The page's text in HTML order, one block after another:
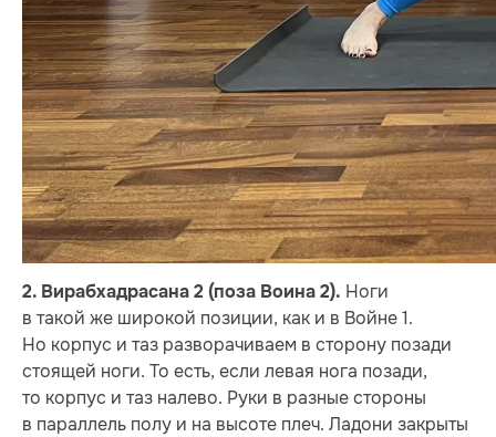
2. Вирабхадрасана 2 (поза Воина 2). Ноги
в такой же широкой позиции, как и в Войне 1.
Но корпус и таз разворачиваем в сторону позади
стоящей ноги. То есть, если левая нога позади,
то корпус и таз налево. Руки в разные стороны
в параллель полу и на высоте плеч. Ладони закрыты